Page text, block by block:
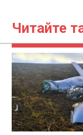
Читайте